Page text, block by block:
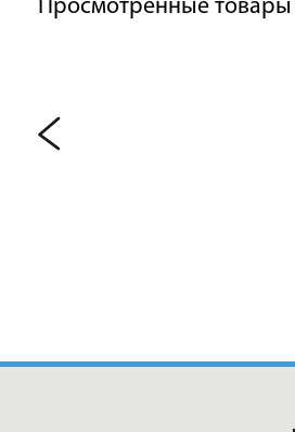
Просмотренные товары